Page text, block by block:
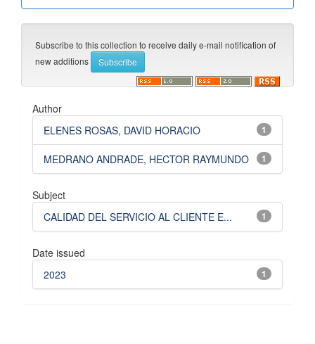
Subscribe to this collection to receive daily e-mail notification of
new additions
Author
1
ELENES ROSAS, DAVID HORACIO
1
MEDRANO ANDRADE, HECTOR RAYMUNDO
Subject
1
CALIDAD DEL SERVICIO AL CLIENTE E...
Date issued
1
2023